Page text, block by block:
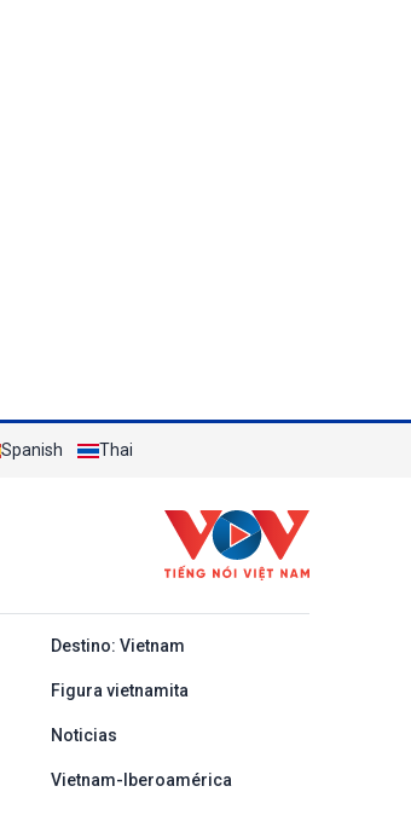
Spanish Thai
Destino: Vietnam
Figura vietnamita
Noticias
Vietnam-Iberoamérica